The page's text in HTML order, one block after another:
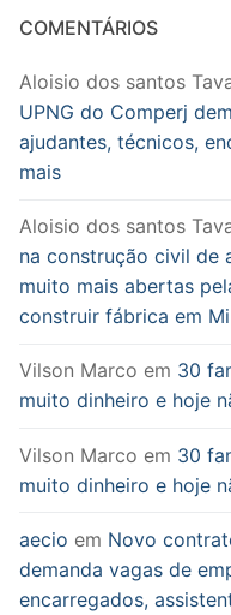
COMENTÁRIOS
Aloisio dos santos
UPNG do Comperj
ajudantes, técnicos,
mais
Aloisio dos santos
na construção civil de
muito mais abertas
construir fábrica em
Vilson Marco em 30
muito dinheiro e hoje
Vilson Marco em 30
muito dinheiro e hoje
aecio em Novo
demanda vagas de
encarregados,